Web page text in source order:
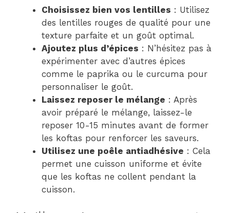
Choisissez bien vos lentilles : Utilisez
des lentilles rouges de qualité pour une
texture parfaite et un goût optimal.
Ajoutez plus d’épices : N’hésitez pas à
expérimenter avec d’autres épices
comme le paprika ou le curcuma pour
personnaliser le goût.
Laissez reposer le mélange : Après
avoir préparé le mélange, laissez-le
reposer 10-15 minutes avant de former
les koftas pour renforcer les saveurs.
Utilisez une poêle antiadhésive : Cela
permet une cuisson uniforme et évite
que les koftas ne collent pendant la
cuisson.